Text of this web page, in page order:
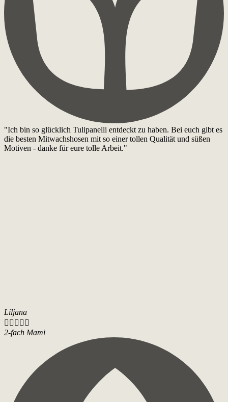
"Ich bin so glücklich Tulipanelli entdeckt zu haben. Bei euch gibt es
die besten Mitwachshosen mit so einer tollen Qualität und süßen
Motiven - danke für eure tolle Arbeit."
Liljana
    
2-fach Mami